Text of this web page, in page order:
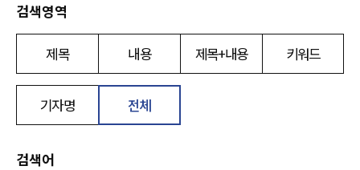
검색영역
제목 내용 제목+내용 키워드
기자명 전체
검색어